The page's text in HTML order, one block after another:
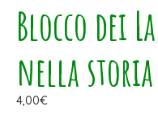
Blocco dei
nella storia
4,00€